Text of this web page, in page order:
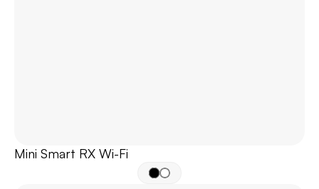
Mini Smart RX Wi-Fi